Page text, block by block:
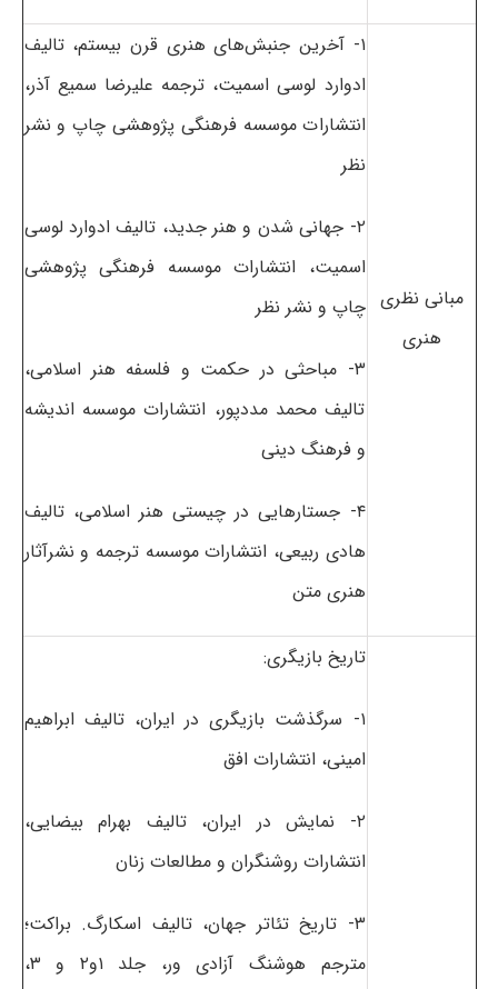
مبانی نظری
هنری
۱- آخرین جنبش‌های هنری قرن بیستم، تالیف
ادوارد لوسی اسمیت، ترجمه علیرضا سمیع آذر،
انتشارات موسسه فرهنگی پژوهشی چاپ و نشر
نظر
۲- جهانی شدن و هنر جدید، تالیف ادوارد لوسی
اسمیت، انتشارات موسسه فرهنگی پژوهشی
چاپ و نشر نظر
۳- مباحثی در حکمت و فلسفه هنر اسلامی،
تالیف محمد مددپور، انتشارات موسسه اندیشه
و فرهنگ دینی
۴- جستارهایی در چیستی هنر اسلامی، تالیف
هادی ربیعی، انتشارات موسسه ترجمه و نشرآثار
هنری متن
تاریخ بازیگری:
۱- سرگذشت بازیگری در ایران، تالیف ابراهیم
امینی، انتشارات افق
۲- نمایش در ایران، تالیف بهرام بیضایی،
انتشارات روشنگران و مطالعات زنان
۳- تاریخ تئاتر جهان، تالیف اسکارگ. براکت؛
مترجم هوشنگ آزادی ور، جلد ۱و۲ و ۳،